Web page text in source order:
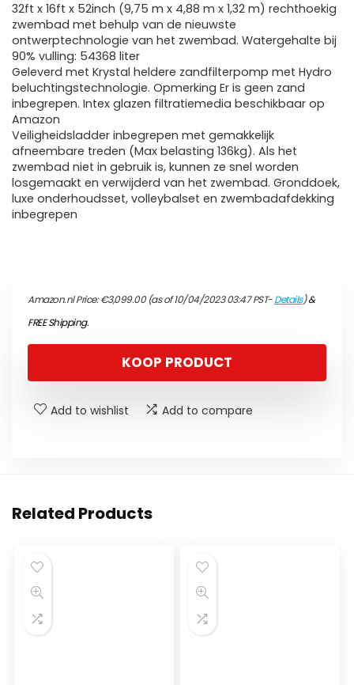
32ft x 16ft x 52inch (9,75 m x 4,88 m x 1,32 m) rechthoekig
zwembad met behulp van de nieuwste
ontwerptechnologie van het zwembad. Watergehalte bij
90% vulling: 54368 liter
Geleverd met Krystal heldere zandfilterpomp met Hydro
beluchtingstechnologie. Opmerking Er is geen zand
inbegrepen. Intex glazen filtratiemedia beschikbaar op
Amazon
Veiligheidsladder inbegrepen met gemakkelijk
afneembare treden (Max belasting 136kg). Als het
zwembad niet in gebruik is, kunnen ze snel worden
losgemaakt en verwijderd van het zwembad. Gronddoek,
luxe onderhoudsset, volleybalset en zwembadafdekking
inbegrepen
Amazon.nl Price:€3,099.00(as of 10/04/2023 03:47 PST-Details)&
FREE Shipping.
KOOP PRODUCT
Add to wishlist Add to compare
Related Products